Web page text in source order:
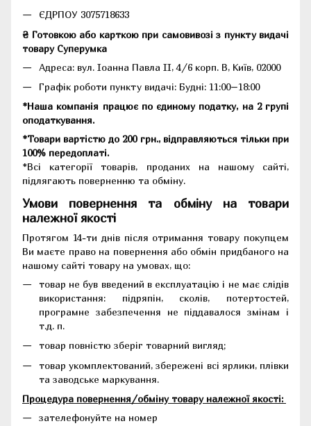
ЄДРПОУ 3075718633
₴ Готовкою або карткою при самовивозі з пункту видачі
товару Суперумка
Адреса: вул. Іоанна Павла II, 4/6 корп. В, Київ, 02000
Графік роботи пункту видачі: Будні: 11:00–18:00
*Наша компанія працює по єдиному податку, на 2 групі
оподаткування.
*Товари вартістю до 200 грн., відправляються тільки при
100% передоплаті.
*Всі категорії товарів, проданих на нашому сайті,
підлягають поверненню та обміну.
Умови повернення та обміну на товари
належної якості
Протягом 14-ти днів після отримання товару покупцем
Ви маєте право на повернення або обмін придбаного на
нашому сайті товару на умовах, що:
товар не був введений в експлуатацію і не має слідів
використання: підряпін, сколів, потертостей,
програмне забезпечення не піддавалося змінам і
т.д. п.
товар повністю зберіг товарний вигляд;
товар укомплектований, збережені всі ярлики, плівки
та заводське маркування.
Процедура повернення/обміну товару належної якості:
зателефонуйте на номер